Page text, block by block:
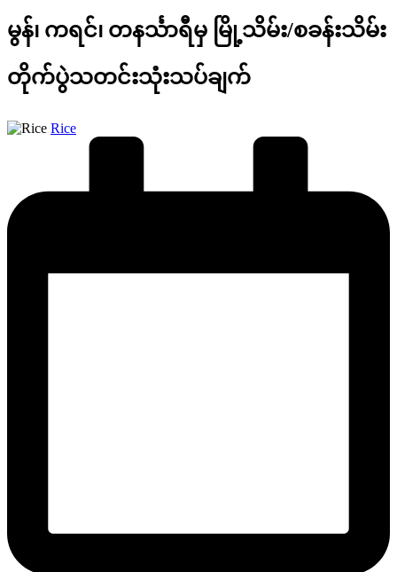
မွန်၊ ကရင်၊ တနင်္သာရီမှ မြို့သိမ်း/စခန်းသိမ်း
တိုက်ပွဲသတင်းသုံးသပ်ချက်
Posted Rice